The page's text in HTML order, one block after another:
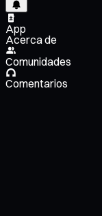
App
Acerca de
Comunidades
Comentarios